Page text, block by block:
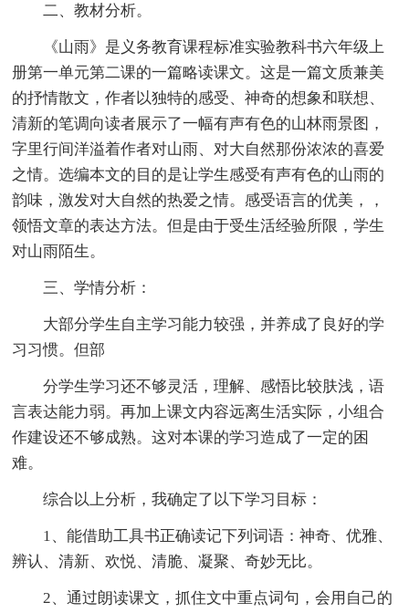
二、教材分析。
《山雨》是义务教育课程标准实验教科书六年级上
册第一单元第二课的一篇略读课文。这是一篇文质兼美
的抒情散文，作者以独特的感受、神奇的想象和联想、
清新的笔调向读者展示了一幅有声有色的山林雨景图，
字里行间洋溢着作者对山雨、对大自然那份浓浓的喜爱
之情。选编本文的目的是让学生感受有声有色的山雨的
韵味，激发对大自然的热爱之情。感受语言的优美，，
领悟文章的表达方法。但是由于受生活经验所限，学生
对山雨陌生。
三、学情分析：
大部分学生自主学习能力较强，并养成了良好的学
习习惯。但部
分学生学习还不够灵活，理解、感悟比较肤浅，语
言表达能力弱。再加上课文内容远离生活实际，小组合
作建设还不够成熟。这对本课的学习造成了一定的困
难。
综合以上分析，我确定了以下学习目标：
1、能借助工具书正确读记下列词语：神奇、优雅、
辨认、清新、欢悦、清脆、凝聚、奇妙无比。
2、通过朗读课文，抓住文中重点词句，会用自己的